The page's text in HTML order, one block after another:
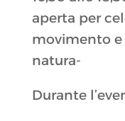
aperta per
movimento e
natura-
Durante